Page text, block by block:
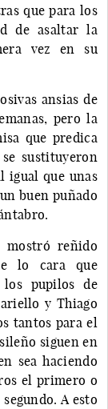
que para los
de asaltar la
vez en su
ansias de
pero la
que predica
sustituyeron
igual que unas
buen puñado
mostró reñido
lo cara que
los pupilos de
y Thiago
tantos para el
siguen en
sea haciendo
el primero o
A esto